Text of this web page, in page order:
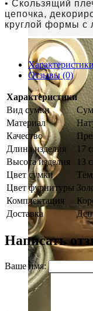
• Скользящий
цепочка,
круглой формы с
Отзывы (0)
Характеристики
Вид сумки
Материал
Качество
Длина изделия
17
Высота изделия
13
Цвет сумки
Цвет фурнитуры
Комплектация
Доставка
Написать
Ваше имя: